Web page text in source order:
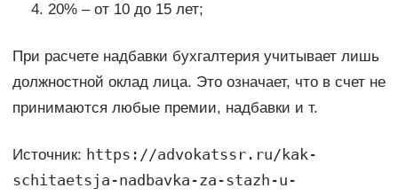
20% – от 10 до 15 лет;
При расчете надбавки бухгалтерия учитывает лишь
должностной оклад лица. Это означает, что в счет не
принимаются любые премии, надбавки и т.
Источник: https://advokatssr.ru/kak-
schitaetsja-nadbavka-za-stazh-u-